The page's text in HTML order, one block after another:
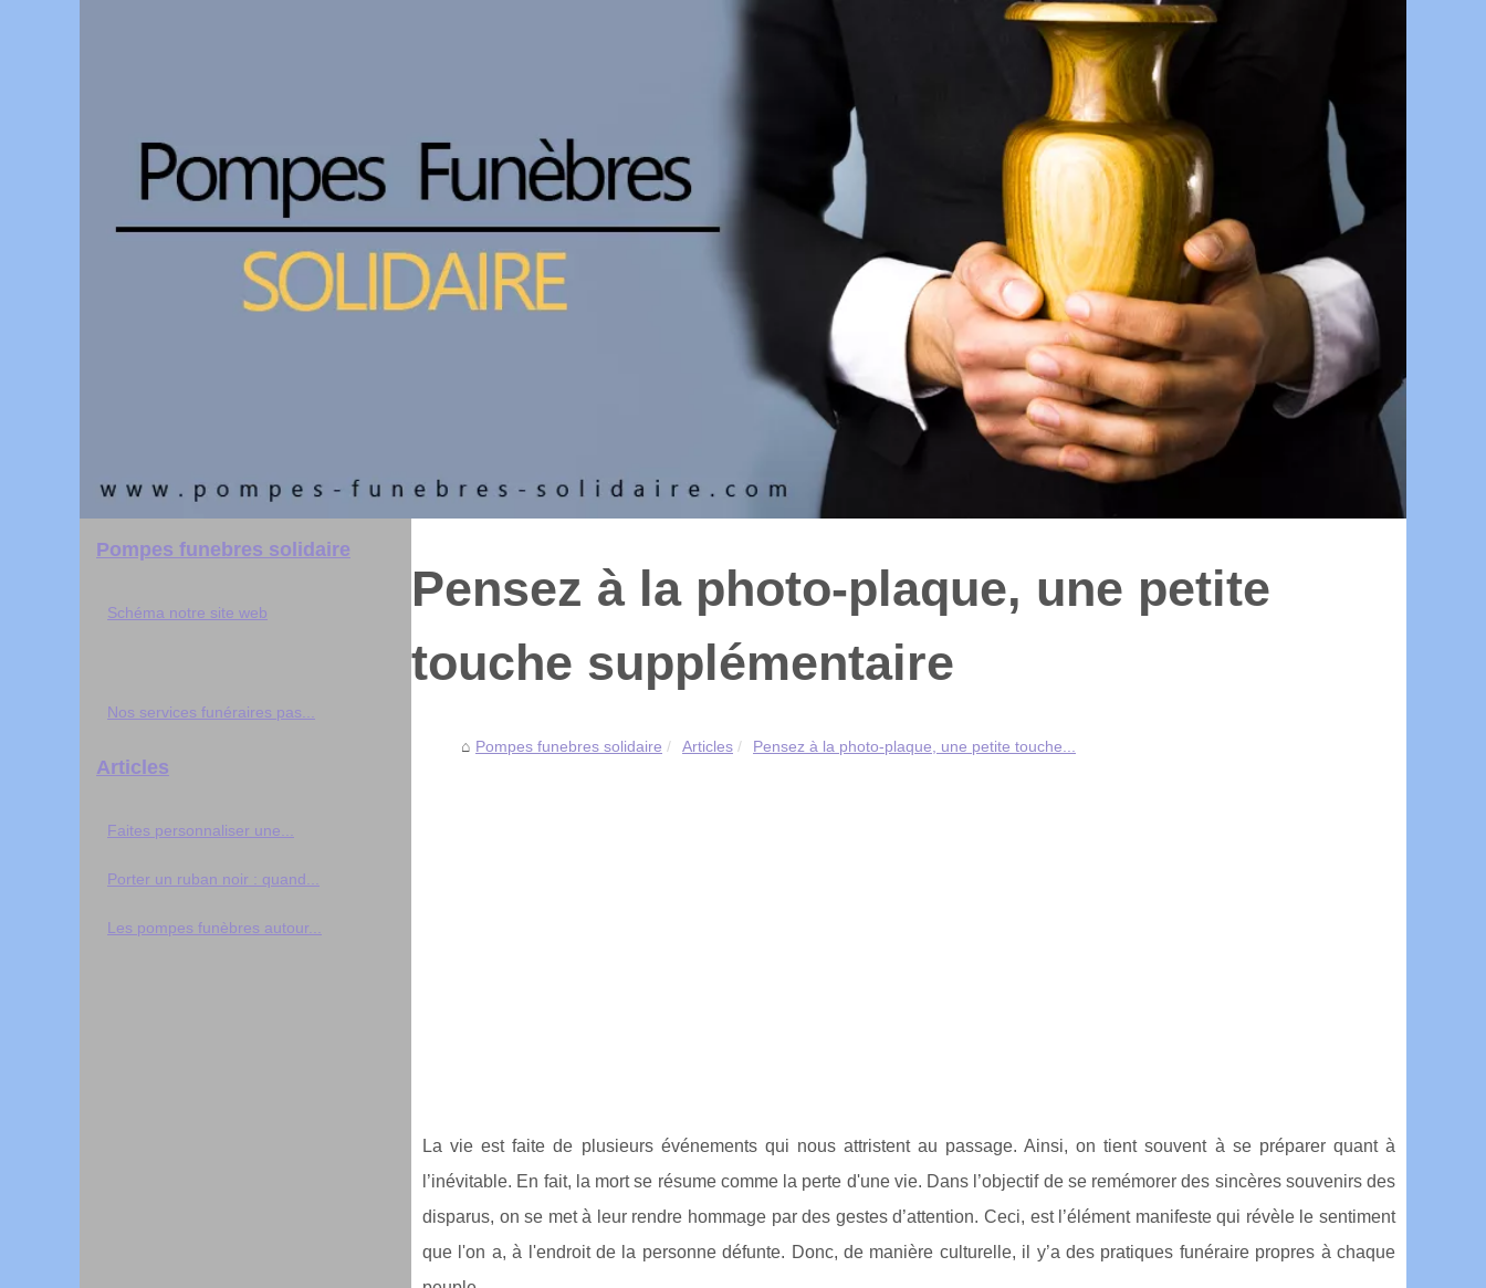
Pensez à la photo-plaque, une petite
touche supplémentaire
Pompes funebres solidaire Articles Pensez à la photo-plaque, une petite touche...
La vie est faite de plusieurs événements qui nous attristent au passage. Ainsi, on tient souvent à se préparer quant à
l’inévitable. En fait, la mort se résume comme la perte d'une vie. Dans l’objectif de se remémorer des sincères souvenirs des
disparus, on se met à leur rendre hommage par des gestes d’attention. Ceci, est l’élément manifeste qui révèle le sentiment
que l'on a, à l'endroit de la personne défunte. Donc, de manière culturelle, il y’a des pratiques funéraire propres à chaque
Pompes funebres solidaire
Schéma notre site web
Nos services funéraires pas...
Articles
Faites personnaliser une...
Porter un ruban noir : quand...
Les pompes funèbres autour...